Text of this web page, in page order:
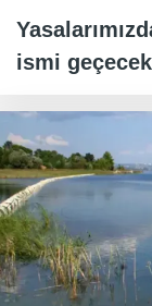
ismi geçecek